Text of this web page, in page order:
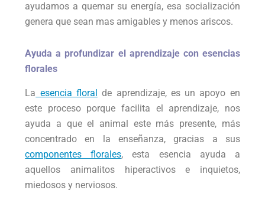
ayudamos a quemar su energía, esa socialización
genera que sean mas amigables y menos ariscos.
Ayuda a profundizar el aprendizaje con esencias
florales
La esencia floral de aprendizaje, es un apoyo en
este proceso porque facilita el aprendizaje, nos
ayuda a que el animal este más presente, más
concentrado en la enseñanza, gracias a sus
componentes florales, esta esencia ayuda a
aquellos animalitos hiperactivos e inquietos,
miedosos y nerviosos.